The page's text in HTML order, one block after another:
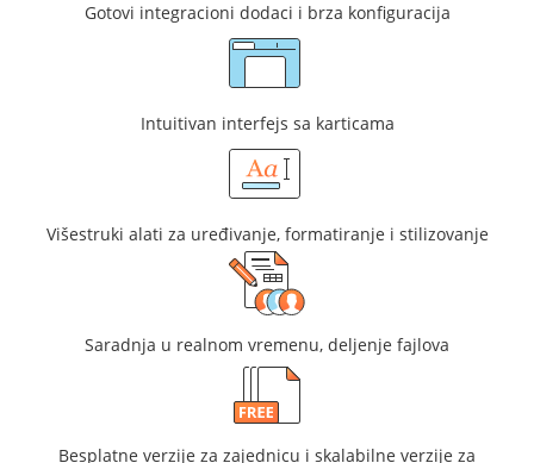
Gotovi integracioni dodaci i brza konfiguracija
Intuitivan interfejs sa karticama
Višestruki alati za uređivanje, formatiranje i stilizovanje
Saradnja u realnom vremenu, deljenje fajlova
Besplatne verzije za zajednicu i skalabilne verzije za